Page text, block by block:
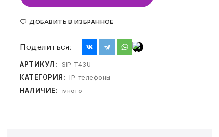
ТОВАРЫ ДЛЯ МЕДИЦИНЫ
ДОМ И САД
ОФИС
ДОБАВИТЬ В ИЗБРАННОЕ
Поделиться:
АРТИКУЛ: SIP-T43U
КАТЕГОРИЯ: IP-телефоны
НАЛИЧИЕ: много